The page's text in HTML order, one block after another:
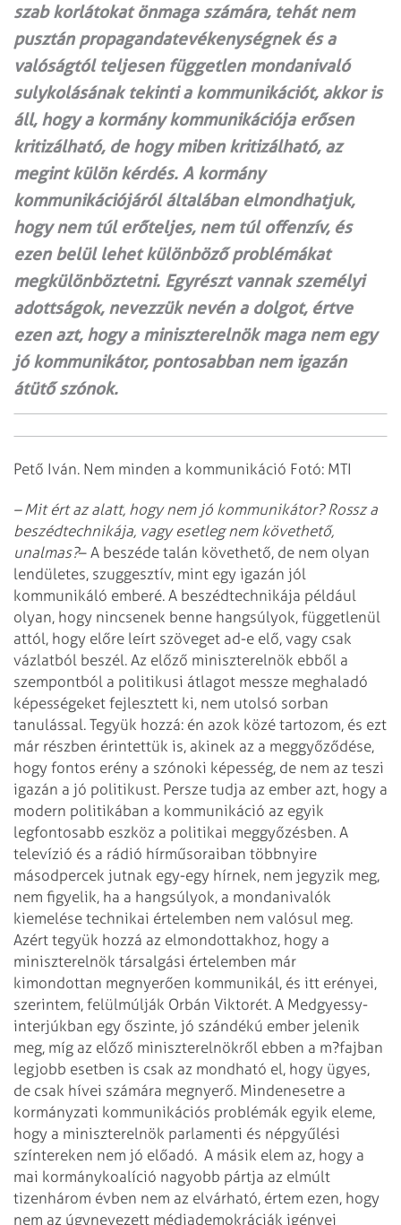
szab korlátokat önmaga számára, tehát nem
pusztán propagandatevékenységnek és a
valóságtól teljesen független mondanivaló
sulykolásának tekinti a kommunikációt, akkor is
áll, hogy a kormány kommunikációja erősen
kritizálható, de hogy miben kritizálható, az
megint külön kérdés. A kormány
kommunikációjáról általában elmondhatjuk,
hogy nem túl erőteljes, nem túl offenzív, és
ezen belül lehet különböző problémákat
megkülönböztetni. Egyrészt vannak személyi
adottságok, nevezzük nevén a dolgot, értve
ezen azt, hogy a miniszterelnök maga nem egy
jó kommunikátor, pontosabban nem igazán
átütő szónok.
Pető Iván. Nem minden a kommunikáció Fotó: MTI
– Mit ért az alatt, hogy nem jó kommunikátor? Rossz a
beszédtechnikája, vagy esetleg nem követhető,
unalmas?– A beszéde talán követhető, de nem olyan
lendületes, szuggesztív, mint egy igazán jól
kommunikáló emberé. A beszédtechnikája például
olyan, hogy nincsenek benne hangsúlyok, függetlenül
attól, hogy előre leírt szöveget ad-e elő, vagy csak
vázlatból beszél. Az előző miniszterelnök ebből a
szempontból a politikusi átlagot messze meghaladó
képességeket fejlesztett ki, nem utolsó sorban
tanulással. Tegyük hozzá: én azok közé tartozom, és ezt
már részben érintettük is, akinek az a meggyőződése,
hogy fontos erény a szónoki képesség, de nem az teszi
igazán a jó politikust. Persze tudja az ember azt, hogy a
modern politikában a kommunikáció az egyik
legfontosabb eszköz a politikai meggyőzésben. A
televízió és a rádió hírműsoraiban többnyire
másodpercek jutnak egy-egy hírnek, nem jegyzik meg,
nem figyelik, ha a hangsúlyok, a mondanivalók
kiemelése technikai értelemben nem valósul meg.
Azért tegyük hozzá az elmondottakhoz, hogy a
miniszterelnök társalgási értelemben már
kimondottan megnyerően kommunikál, és itt erényei,
szerintem, felülmúlják Orbán Viktorét. A Medgyessy-
interjúkban egy őszinte, jó szándékú ember jelenik
meg, míg az előző miniszterelnökről ebben a m?fajban
legjobb esetben is csak az mondható el, hogy ügyes,
de csak hívei számára megnyerő. Mindenesetre a
kormányzati kommunikációs problémák egyik eleme,
hogy a miniszterelnök parlamenti és népgyűlési
színtereken nem jó előadó. A másik elem az, hogy a
mai kormánykoalíció nagyobb pártja az elmúlt
tizenhárom évben nem az elvárható, értem ezen, hogy
nem az úgynevezett médiademokráciák igényei